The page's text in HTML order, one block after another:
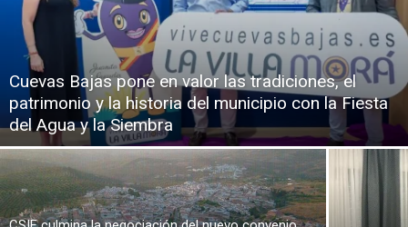
Cuevas Bajas pone en valor las tradiciones, el
patrimonio y la historia del municipio con la Fiesta
del Agua y la Siembra